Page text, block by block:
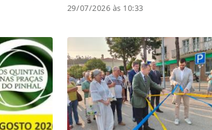
29/07/2026 às 10:33